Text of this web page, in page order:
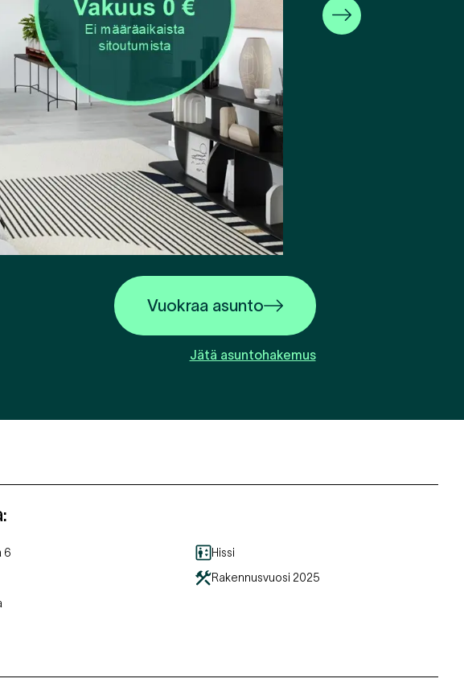
Vuokraa asunto
Jätä asuntohakemus
:
6
Hissi
Rakennusvuosi 2025